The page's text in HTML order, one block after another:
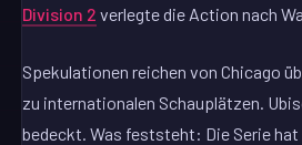
Division 2 verlegte die Action nach
Spekulationen reichen von Chicago
zu internationalen Schauplätzen.
bedeckt. Was feststeht: Die Serie hat